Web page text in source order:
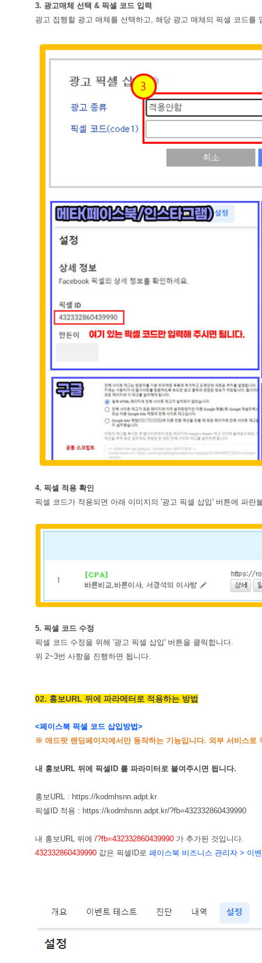
3. 광고매체 선택 & 픽셀 코드 입력
광고 집행할 광고 매체를 선택하고, 해당 광고 매체의 픽셀 코드를
4. 픽셀 적용 확인
픽셀 코드가 적용되면 아래 이미지의 '광고 픽셀 삽입' 버튼에 파란
5. 픽셀 코드 수정
픽셀 코드 수정을 위해 '광고 픽셀 삽입' 버튼을 클릭합니다.
위 2~3번 사항을 진행하면 됩니다.
02. 홍보URL 뒤에 파라메터로 적용하는 방법
<페이스북 픽셀 코드 삽입방법>
※ 애드팟 랜딩페이지에서만 동작하는 기능입니다. 외부 서비스로
내 홍보URL 뒤에 픽셀ID 를 파라미터로 붙여주시면 됩니다.
홍보URL : https://kodmhsnn.adpt.kr
픽셀ID 적용 : https://kodmhsnn.adpt.kr/?fb=432332860439990
내 홍보URL 뒤에 /?fb=432332860439990 가 추가된 것입니다.
432332860439990 값은 픽셀ID로 페이스북 비즈니스 관리자 > 이